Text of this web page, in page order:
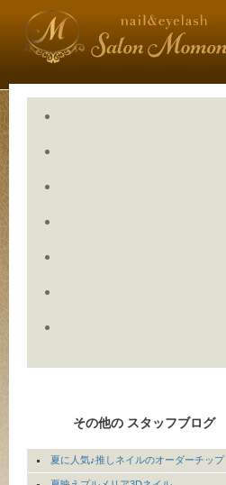
その他の スタッフブログ
夏に人気♪推しネイルのオーダーチップ